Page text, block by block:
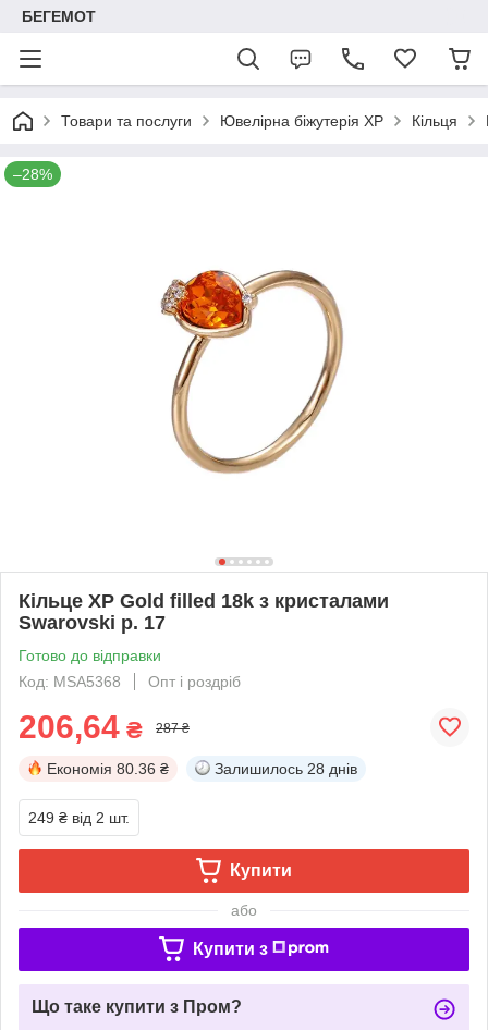
БЕГЕМОТ
Товари та послуги Ювелірна біжутерія XP Кільця
–28%
Кільце ХР Gold filled 18k з кристалами
Swarovski р. 17
Готово до відправки
Код: MSA5368
Опт і роздріб
206,64 ₴ 287 ₴
Економія 80.36 ₴ Залишилось 28 днів
249 ₴ від 2 шт.
Купити
або
Купити з
Що таке купити з Пром?